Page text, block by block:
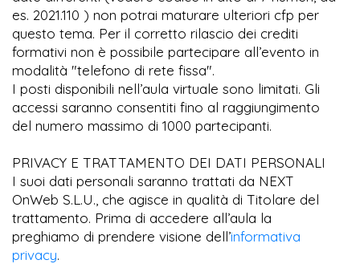
es. 2021.110 ) non potrai maturare ulteriori cfp per
questo tema. Per il corretto rilascio dei crediti
formativi non è possibile partecipare all’evento in
modalità "telefono di rete fissa".
I posti disponibili nell’aula virtuale sono limitati. Gli
accessi saranno consentiti fino al raggiungimento
del numero massimo di 1000 partecipanti.
PRIVACY E TRATTAMENTO DEI DATI PERSONALI
I suoi dati personali saranno trattati da NEXT
OnWeb S.L.U., che agisce in qualità di Titolare del
trattamento. Prima di accedere all’aula la
preghiamo di prendere visione dell’informativa
privacy.